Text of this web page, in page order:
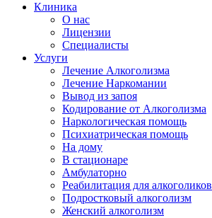
Клиника
О нас
Лицензии
Специалисты
Услуги
Лечение Алкоголизма
Лечение Наркомании
Вывод из запоя
Кодирование от Алкоголизма
Наркологическая помощь
Психиатрическая помощь
На дому
В стационаре
Амбулаторно
Реабилитация для алкоголиков
Подростковый алкоголизм
Женский алкоголизм